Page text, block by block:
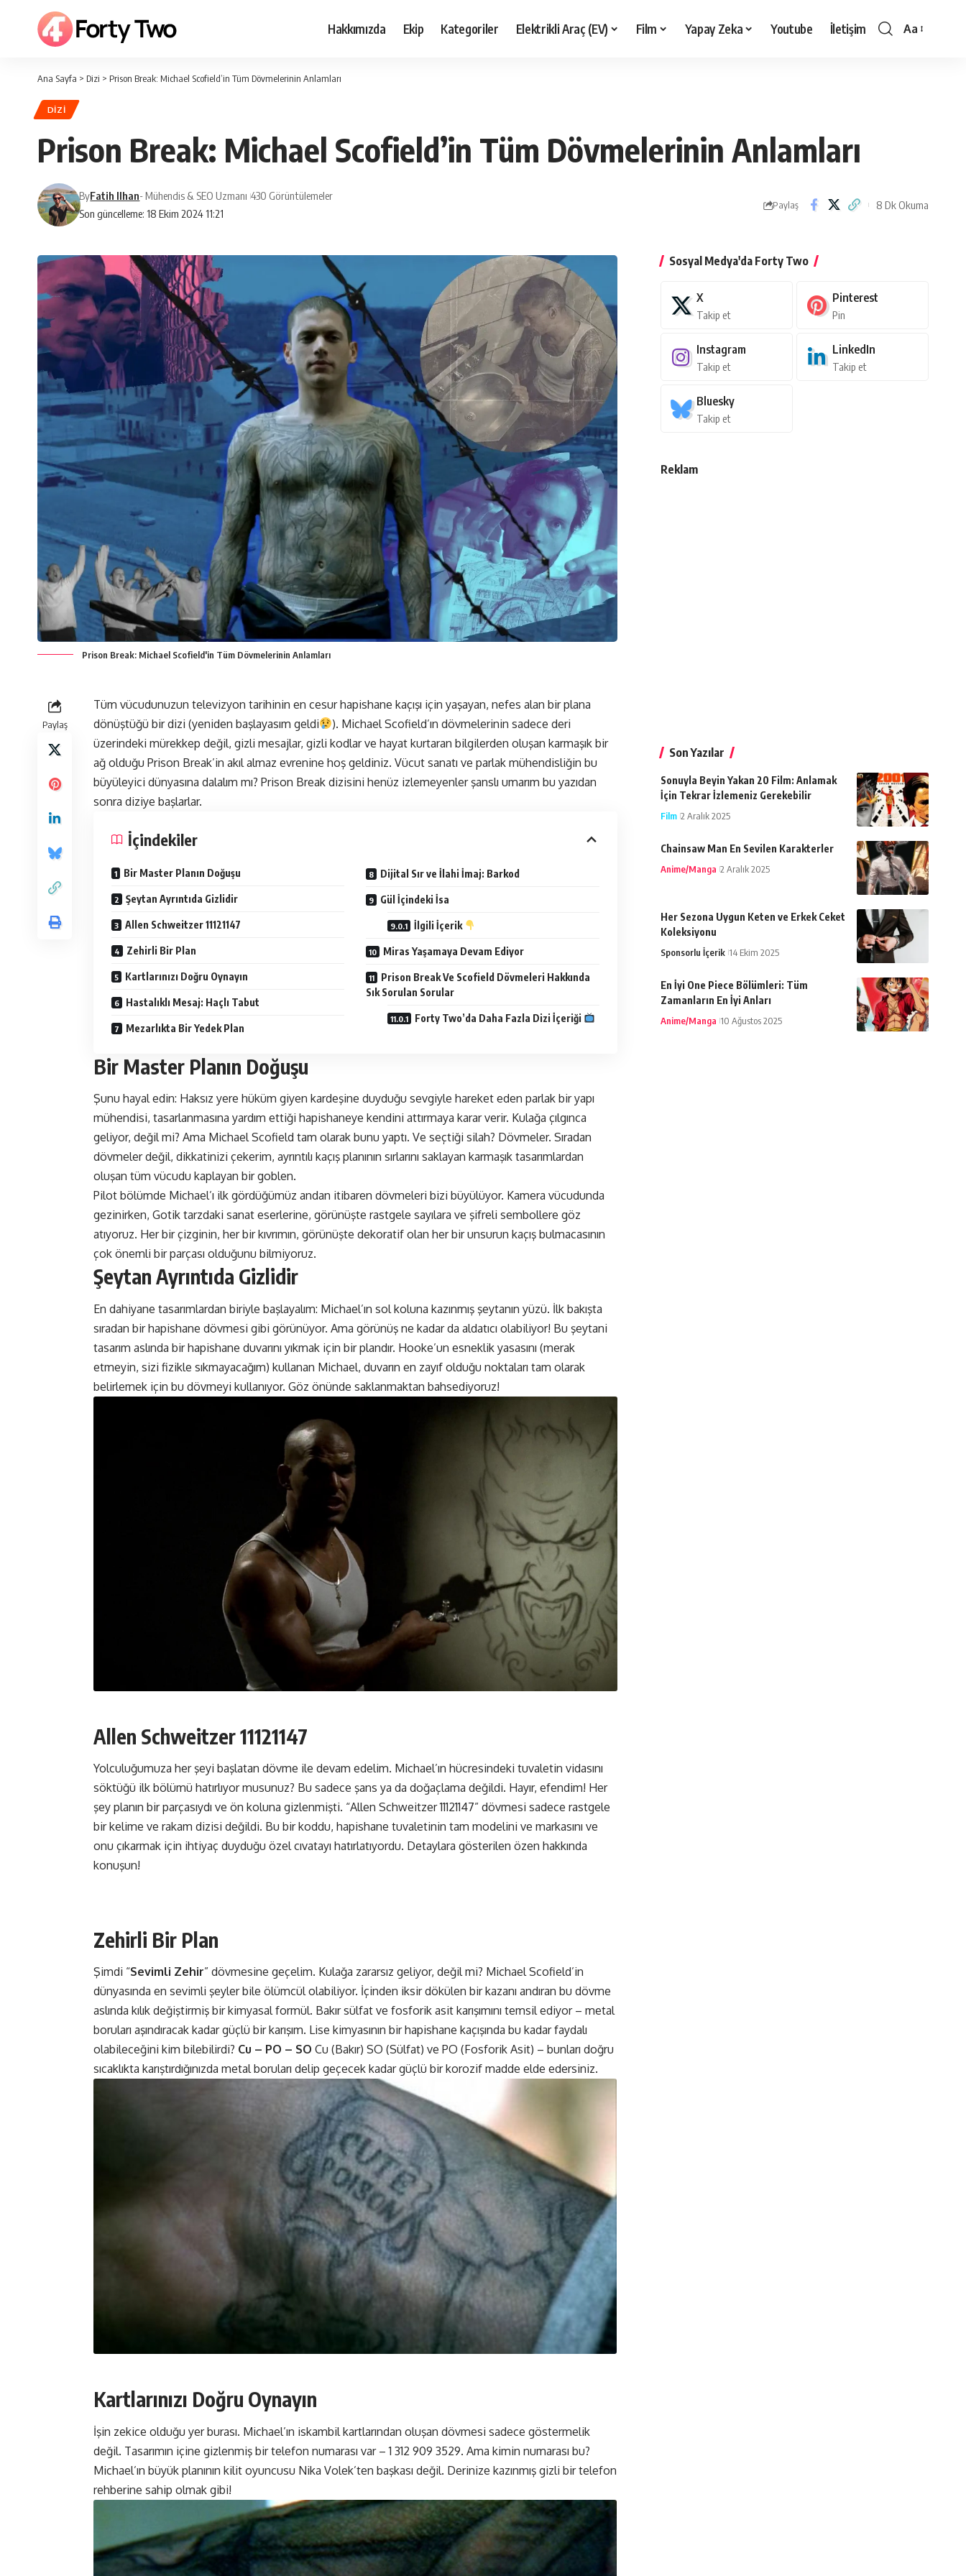
Hakkımızda Ekip Kategoriler Elektrikli Araç (EV) Film Yapay Zeka Youtube İletişim
Yazı
Aa
Ana Sayfa > Dizi > Prison Break: Michael Scofield’in Tüm Dövmelerinin Anlamları
DIZI
Prison Break: Michael Scofield’in Tüm Dövmelerinin Anlamları
Son güncelleme: 18 Ekim 2024 11:21
ByFatih Ilhan- Mühendis & SEO Uzmanı 430 Görüntülemeler
Paylaş 8 Dk Okuma
Prison Break: Michael Scofield'in Tüm Dövmelerinin Anlamları
Paylaş
Tüm vücudunuzun televizyon tarihinin en cesur hapishane kaçışı için yaşayan, nefes alan bir plana
dönüştüğü bir dizi (yeniden başlayasım geldi
). Michael Scofield’ın dövmelerinin sadece deri
üzerindeki mürekkep değil, gizli mesajlar, gizli kodlar ve hayat kurtaran bilgilerden oluşan karmaşık bir
ağ olduğu Prison Break’in akıl almaz evrenine hoş geldiniz. Vücut sanatı ve parlak mühendisliğin bu
büyüleyici dünyasına dalalım mı? Prison Break dizisini henüz izlemeyenler şanslı umarım bu yazıdan
sonra diziye başlarlar.
İçindekiler
Bir Master Planın Doğuşu
Şeytan Ayrıntıda Gizlidir
Allen Schweitzer 11121147
Zehirli Bir Plan
Kartlarınızı Doğru Oynayın
Hastalıklı Mesaj: Haçlı Tabut
Mezarlıkta Bir Yedek Plan
Dijital Sır ve İlahi İmaj: Barkod
Gül İçindeki İsa
İlgili İçerik
Miras Yaşamaya Devam Ediyor
Prison Break Ve Scofield Dövmeleri Hakkında
Sık Sorulan Sorular
Forty Two’da Daha Fazla Dizi İçeriği
Bir Master Planın Doğuşu
Şunu hayal edin: Haksız yere hüküm giyen kardeşine duyduğu sevgiyle hareket eden parlak bir yapı
mühendisi, tasarlanmasına yardım ettiği hapishaneye kendini attırmaya karar verir. Kulağa çılgınca
geliyor, değil mi? Ama Michael Scofield tam olarak bunu yaptı. Ve seçtiği silah? Dövmeler. Sıradan
dövmeler değil, dikkatinizi çekerim, ayrıntılı kaçış planının sırlarını saklayan karmaşık tasarımlardan
oluşan tüm vücudu kaplayan bir goblen.
Pilot bölümde Michael’ı ilk gördüğümüz andan itibaren dövmeleri bizi büyülüyor. Kamera vücudunda
gezinirken, Gotik tarzdaki sanat eserlerine, görünüşte rastgele sayılara ve şifreli sembollere göz
atıyoruz. Her bir çizginin, her bir kıvrımın, görünüşte dekoratif olan her bir unsurun kaçış bulmacasının
çok önemli bir parçası olduğunu bilmiyoruz.
Şeytan Ayrıntıda Gizlidir
En dahiyane tasarımlardan biriyle başlayalım: Michael’ın sol koluna kazınmış şeytanın yüzü. İlk bakışta
sıradan bir hapishane dövmesi gibi görünüyor. Ama görünüş ne kadar da aldatıcı olabiliyor! Bu şeytani
tasarım aslında bir hapishane duvarını yıkmak için bir plandır. Hooke’un esneklik yasasını (merak
etmeyin, sizi fizikle sıkmayacağım) kullanan Michael, duvarın en zayıf olduğu noktaları tam olarak
belirlemek için bu dövmeyi kullanıyor. Göz önünde saklanmaktan bahsediyoruz!
Allen Schweitzer 11121147
Yolculuğumuza her şeyi başlatan dövme ile devam edelim. Michael’ın hücresindeki tuvaletin vidasını
söktüğü ilk bölümü hatırlıyor musunuz? Bu sadece şans ya da doğaçlama değildi. Hayır, efendim! Her
şey planın bir parçasıydı ve ön koluna gizlenmişti. “Allen Schweitzer 11121147” dövmesi sadece rastgele
bir kelime ve rakam dizisi değildi. Bu bir koddu, hapishane tuvaletinin tam modelini ve markasını ve
onu çıkarmak için ihtiyaç duyduğu özel cıvatayı hatırlatıyordu. Detaylara gösterilen özen hakkında
konuşun!
Zehirli Bir Plan
Şimdi “Sevimli Zehir” dövmesine geçelim. Kulağa zararsız geliyor, değil mi? Michael Scofield’in
dünyasında en sevimli şeyler bile ölümcül olabiliyor. İçinden iksir dökülen bir kazanı andıran bu dövme
aslında kılık değiştirmiş bir kimyasal formül. Bakır sülfat ve fosforik asit karışımını temsil ediyor – metal
boruları aşındıracak kadar güçlü bir karışım. Lise kimyasının bir hapishane kaçışında bu kadar faydalı
olabileceğini kim bilebilirdi? Cu – PO – SO Cu (Bakır) SO (Sülfat) ve PO (Fosforik Asit) – bunları doğru
sıcaklıkta karıştırdığınızda metal boruları delip geçecek kadar güçlü bir korozif madde elde edersiniz.
Kartlarınızı Doğru Oynayın
İşin zekice olduğu yer burası. Michael’ın iskambil kartlarından oluşan dövmesi sadece göstermelik
değil. Tasarımın içine gizlenmiş bir telefon numarası var – 1 312 909 3529. Ama kimin numarası bu?
Michael’ın büyük planının kilit oyuncusu Nika Volek’ten başkası değil. Derinize kazınmış gizli bir telefon
rehberine sahip olmak gibi!
Sosyal Medya'da Forty Two
X
Takip et
Pinterest
Pin
Instagram
Takip et
LinkedIn
Takip et
Bluesky
Takip et
Reklam
Son Yazılar
Sonuyla Beyin Yakan 20 Film: Anlamak
İçin Tekrar İzlemeniz Gerekebilir
Film 2 Aralık 2025
Chainsaw Man En Sevilen Karakterler
Anime/Manga 2 Aralık 2025
Her Sezona Uygun Keten ve Erkek Ceket
Koleksiyonu
Sponsorlu İçerik 14 Ekim 2025
En İyi One Piece Bölümleri: Tüm
Zamanların En İyi Anları
Anime/Manga 10 Ağustos 2025